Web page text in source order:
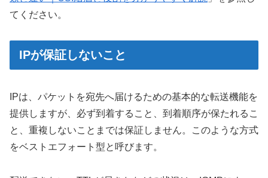
てください。
IPが保証しないこと
IPは、パケットを宛先へ届けるための基本的な転送機能を
提供しますが、必ず到着すること、到着順序が保たれるこ
と、重複しないことまでは保証しません。このような方式
をベストエフォート型と呼びます。